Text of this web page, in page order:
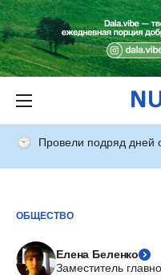
Провели подряд дней
ОБЩЕСТВО
Елена Беленко
Заместитель